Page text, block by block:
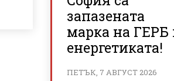
запазената
марка на ГЕРБ
енергетиката!
ПЕТЪК, 7 АВГУСТ 2026